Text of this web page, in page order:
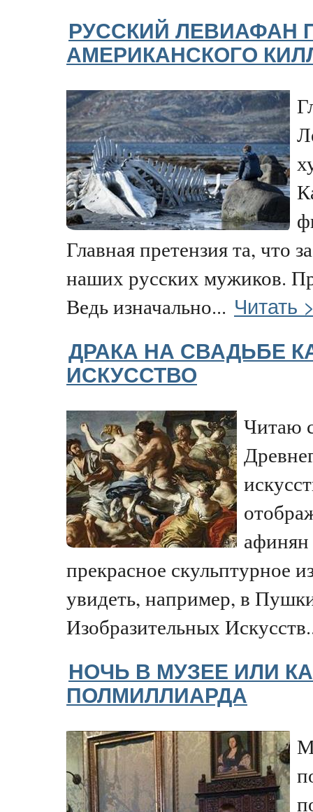
РУССКИЙ ЛЕВИАФАН
АМЕРИКАНСКОГО
Главная претензия та, что
наших русских мужиков.
Ведь изначально... Читать
ДРАКА НА СВАДЬБЕ
ИСКУССТВО
Читаю
афинян
прекрасное скульптурное
увидеть, например, в
Изобразительных
НОЧЬ В МУЗЕЕ ИЛИ
ПОЛМИЛЛИАРДА